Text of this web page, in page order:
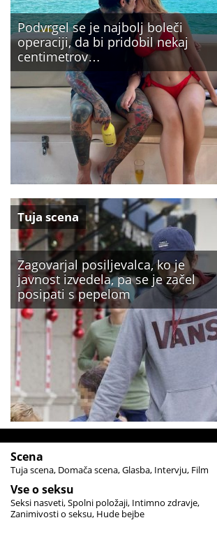
Podvrgel se je najbolj boleči
operaciji, da bi pridobil nekaj
centimetrov…
Zagovarjal posiljevalca, ko je
javnost izvedela, pa se je začel
posipati s pepelom
Tuja scena
Scena
Tuja scena Domača scena Glasba Intervju Film
Vse o seksu
Seksi nasveti Spolni položaji Intimno zdravje
Zanimivosti o seksu Hude bejbe